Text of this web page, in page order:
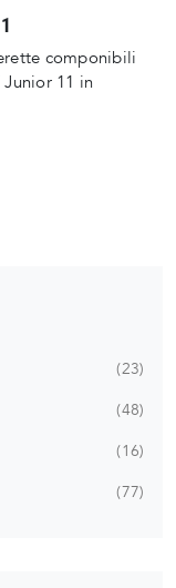
componibili
11 in
23
48
16
77